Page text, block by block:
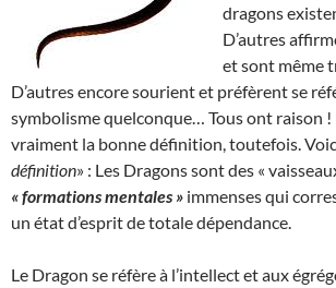
dragons
D’autres
et sont même
D’autres encore sourient et préfèrent se
symbolisme quelconque… Tous ont raison !
vraiment la bonne définition, toutefois.
définition» : Les Dragons sont des «
« formations mentales » immenses qui
un état d’esprit de totale dépendance.
Le Dragon se réfère à l’intellect et aux